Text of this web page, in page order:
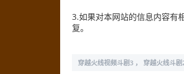
3.如果对本网站的信息内容有
复。
穿越火线视频斗剧3 ， 穿越火线斗